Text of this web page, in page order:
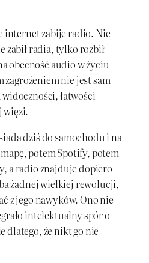
internet zabije radio. Nie
zabił radia, tylko rozbił
obecność audio w życiu
zagrożeniem nie jest sam
łatwości
więzi.
dziś do samochodu i na
potem Spotify, potem
a radio znajduje dopiero
żadnej wielkiej rewolucji,
z jego nawyków. Ono nie
intelektualny spór o
dlatego, że nikt go nie